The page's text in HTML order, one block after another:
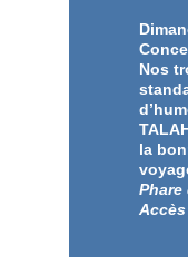
Nos
la
Phare